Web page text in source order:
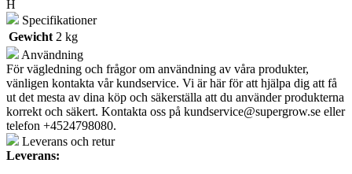
H
Specifikationer
Gewicht 2 kg
Användning
För vägledning och frågor om användning av våra produkter,
vänligen kontakta vår kundservice. Vi är här för att hjälpa dig att få
ut det mesta av dina köp och säkerställa att du använder produkterna
korrekt och säkert. Kontakta oss på kundservice@supergrow.se eller
telefon +4524798080.
Leverans och retur
Leverans: